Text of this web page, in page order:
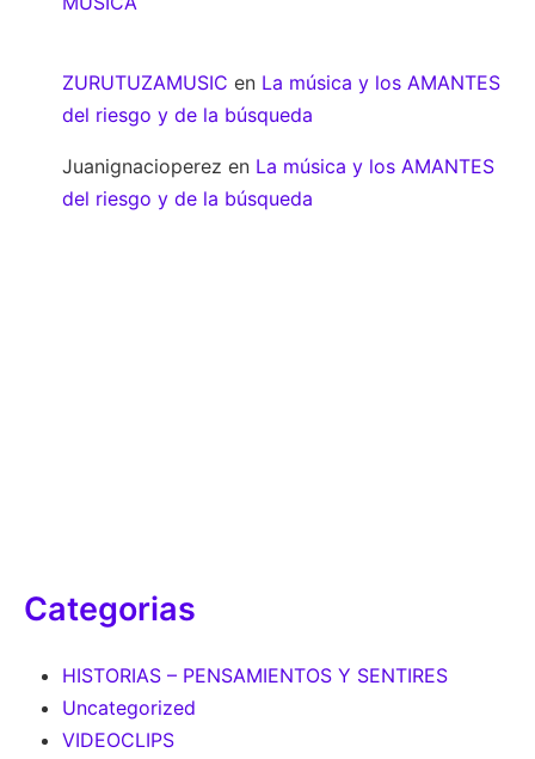
ZURUTUZAMUSIC en La música y los AMANTES
del riesgo y de la búsqueda
Juanignacioperez en La música y los AMANTES
del riesgo y de la búsqueda
Categorias
HISTORIAS – PENSAMIENTOS Y SENTIRES
Uncategorized
VIDEOCLIPS